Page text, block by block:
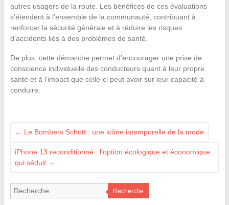
autres usagers de la route. Les bénéfices de ces évaluations
s’étendent à l’ensemble de la communauté, contribuant à
renforcer la sécurité générale et à réduire les risques
d’accidents liés à des problèmes de santé.
De plus, cette démarche permet d’encourager une prise de
conscience individuelle des conducteurs quant à leur propre
santé et à l’impact que celle-ci peut avoir sur leur capacité à
conduire.
← Le Bombers Schott : une icône intemporelle de la mode
iPhone 13 reconditionné : l’option écologique et économique
qui séduit →
Recherche